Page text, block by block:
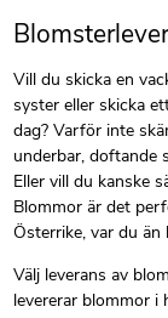
Vill du skicka en
syster eller skicka
dag? Varför inte
underbar, doftande
Eller vill du kanske
Blommor är det
Österrike, var du än
Välj leverans av
levererar blommor